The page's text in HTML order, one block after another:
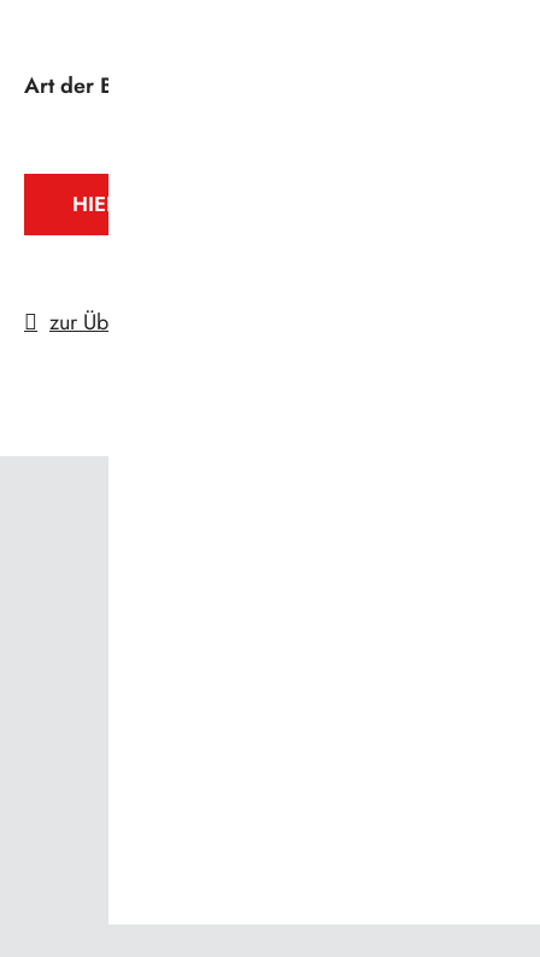
Art der Beschäftigung
HIER GEHT'S ZUR ONLINE-BEWERBUNG
zur Übersicht